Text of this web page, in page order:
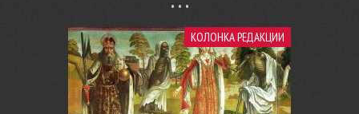
КОЛОНКА РЕДАКЦИИ